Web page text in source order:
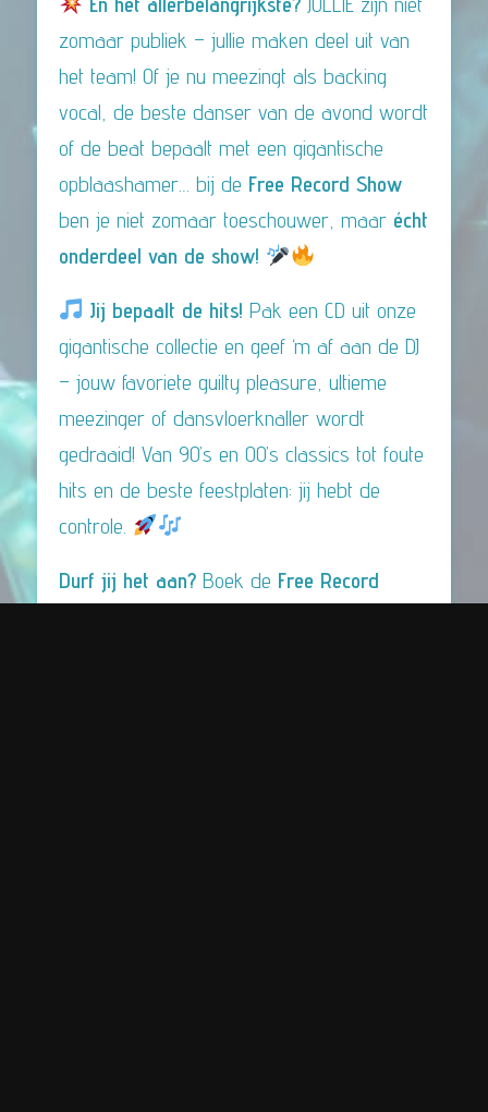
zomaar publiek – jullie maken deel uit van
het team! Of je nu meezingt als backing
vocal, de beste danser van de avond wordt
of de beat bepaalt met een gigantische
opblaashamer… bij de Free Record Show
ben je niet zomaar toeschouwer, maar écht
onderdeel van de show!
Jij bepaalt de hits! Pak een CD uit onze
gigantische collectie en geef ‘m af aan de DJ
– jouw favoriete guilty pleasure, ultieme
meezinger of dansvloerknaller wordt
gedraaid! Van 90’s en 00’s classics tot foute
hits en de beste feestplaten: jij hebt de
controle.
Durf jij het aan?Boek de Free Record